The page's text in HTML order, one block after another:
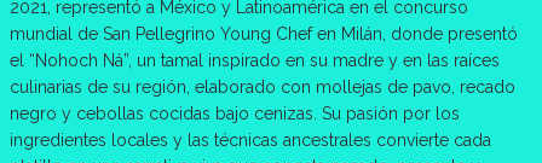
2021, representó a México y Latinoamérica en el concurso
mundial de San Pellegrino Young Chef en Milán, donde presentó
el “Nohoch Ná”, un tamal inspirado en su madre y en las raíces
culinarias de su región, elaborado con mollejas de pavo, recado
negro y cebollas cocidas bajo cenizas. Su pasión por los
ingredientes locales y las técnicas ancestrales convierte cada